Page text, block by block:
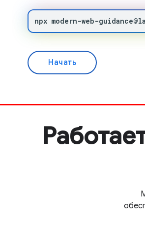
npx modern-web-
Начать